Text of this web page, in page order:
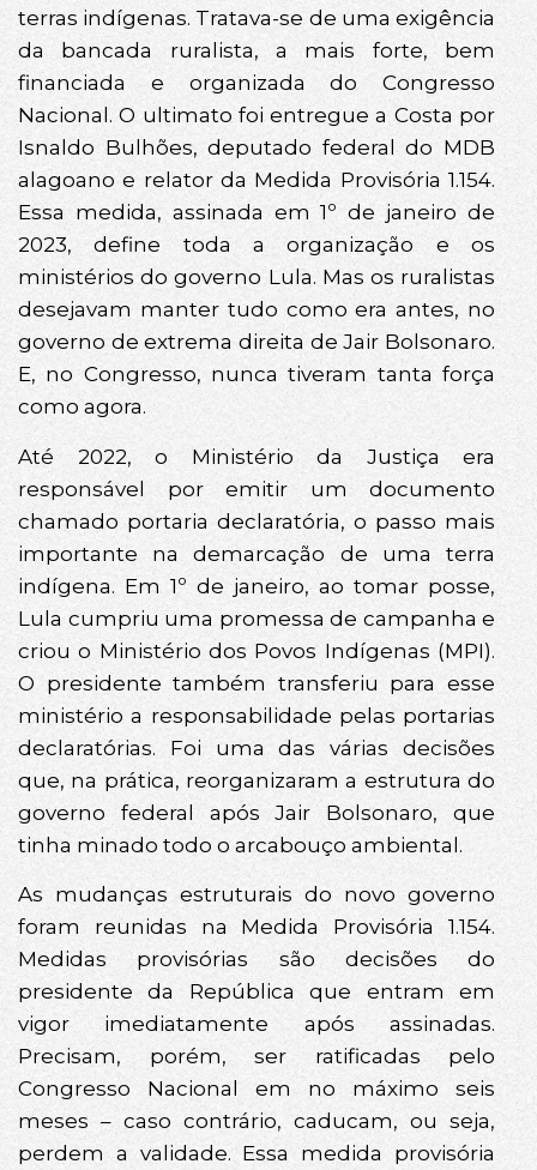
terras indígenas. Tratava-se de uma exigência
da bancada ruralista, a mais forte, bem
financiada e organizada do Congresso
Nacional. O ultimato foi entregue a Costa por
Isnaldo Bulhões, deputado federal do MDB
alagoano e relator da Medida Provisória 1.154.
Essa medida, assinada em 1º de janeiro de
2023, define toda a organização e os
ministérios do governo Lula. Mas os ruralistas
desejavam manter tudo como era antes, no
governo de extrema direita de Jair Bolsonaro.
E, no Congresso, nunca tiveram tanta força
como agora.
Até 2022, o Ministério da Justiça era
responsável por emitir um documento
chamado portaria declaratória, o passo mais
importante na demarcação de uma terra
indígena. Em 1º de janeiro, ao tomar posse,
Lula cumpriu uma promessa de campanha e
criou o Ministério dos Povos Indígenas (MPI).
O presidente também transferiu para esse
ministério a responsabilidade pelas portarias
declaratórias. Foi uma das várias decisões
que, na prática, reorganizaram a estrutura do
governo federal após Jair Bolsonaro, que
tinha minado todo o arcabouço ambiental.
As mudanças estruturais do novo governo
foram reunidas na Medida Provisória 1.154.
Medidas provisórias são decisões do
presidente da República que entram em
vigor imediatamente após assinadas.
Precisam, porém, ser ratificadas pelo
Congresso Nacional em no máximo seis
meses – caso contrário, caducam, ou seja,
perdem a validade. Essa medida provisória